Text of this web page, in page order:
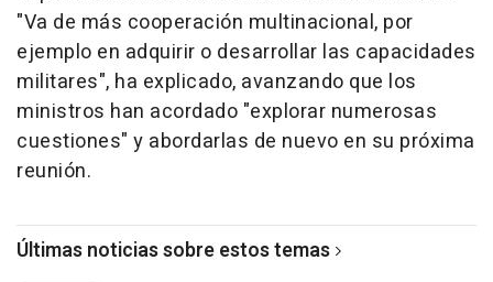
"Va de más cooperación multinacional, por
ejemplo en adquirir o desarrollar las capacidades
militares", ha explicado, avanzando que los
ministros han acordado "explorar numerosas
cuestiones" y abordarlas de nuevo en su próxima
reunión.
Últimas noticias sobre estos temas